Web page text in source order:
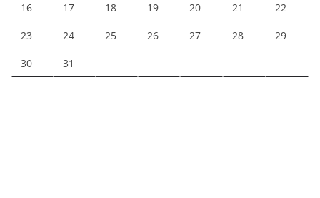
16 17 18 19 20 21 22
23 24 25 26 27 28 29
30 31